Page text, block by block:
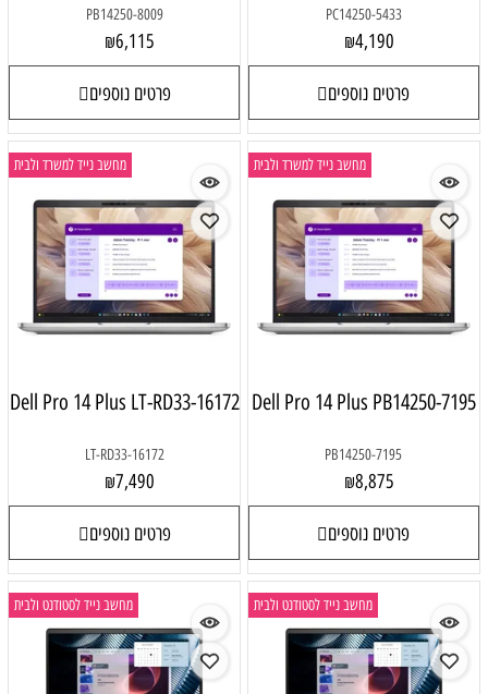
PC14250-5433
₪4,190
פרטים נוספים
PB14250-8009
₪6,115
פרטים נוספים
מחשב נייד למשרד ולבית
Dell Pro 14 Plus PB14250-7195
PB14250-7195
₪8,875
פרטים נוספים
מחשב נייד למשרד ולבית
Dell Pro 14 Plus LT-RD33-16172
LT-RD33-16172
₪7,490
פרטים נוספים
מחשב נייד לסטודנט ולבית מחשב נייד לסטודנט ולבית